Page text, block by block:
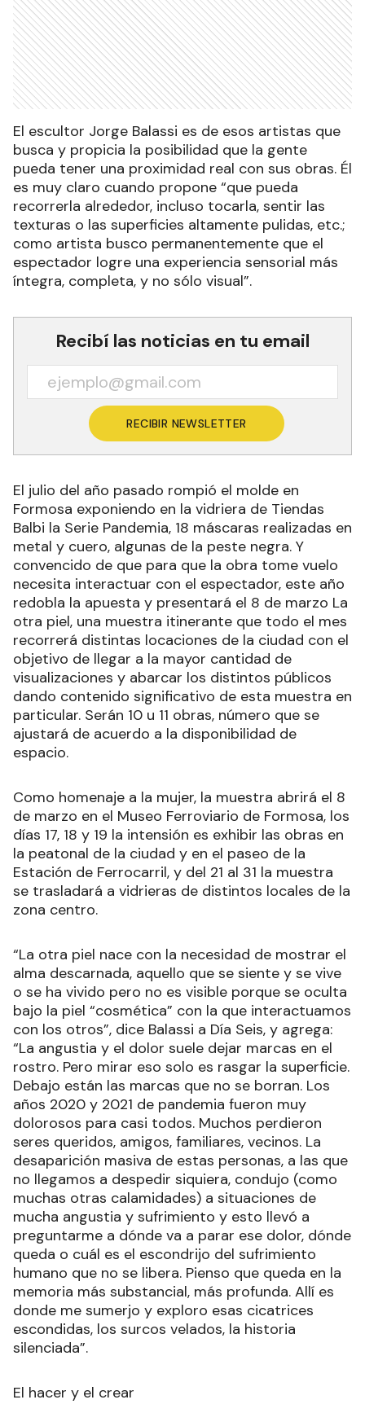
El escultor Jorge Balassi es de esos artistas que
busca y propicia la posibilidad que la gente
pueda tener una proximidad real con sus obras. Él
es muy claro cuando propone “que pueda
recorrerla alrededor, incluso tocarla, sentir las
texturas o las superficies altamente pulidas, etc.;
como artista busco permanentemente que el
espectador logre una experiencia sensorial más
íntegra, completa, y no sólo visual”.
Recibí las noticias en tu email
RECIBIR NEWSLETTER
El julio del año pasado rompió el molde en
Formosa exponiendo en la vidriera de Tiendas
Balbi la Serie Pandemia, 18 máscaras realizadas en
metal y cuero, algunas de la peste negra. Y
convencido de que para que la obra tome vuelo
necesita interactuar con el espectador, este año
redobla la apuesta y presentará el 8 de marzo La
otra piel, una muestra itinerante que todo el mes
recorrerá distintas locaciones de la ciudad con el
objetivo de llegar a la mayor cantidad de
visualizaciones y abarcar los distintos públicos
dando contenido significativo de esta muestra en
particular. Serán 10 u 11 obras, número que se
ajustará de acuerdo a la disponibilidad de
espacio.
Como homenaje a la mujer, la muestra abrirá el 8
de marzo en el Museo Ferroviario de Formosa, los
días 17, 18 y 19 la intensión es exhibir las obras en
la peatonal de la ciudad y en el paseo de la
Estación de Ferrocarril, y del 21 al 31 la muestra
se trasladará a vidrieras de distintos locales de la
zona centro.
“La otra piel nace con la necesidad de mostrar el
alma descarnada, aquello que se siente y se vive
o se ha vivido pero no es visible porque se oculta
bajo la piel “cosmética” con la que interactuamos
con los otros”, dice Balassi a Día Seis, y agrega:
“La angustia y el dolor suele dejar marcas en el
rostro. Pero mirar eso solo es rasgar la superficie.
Debajo están las marcas que no se borran. Los
años 2020 y 2021 de pandemia fueron muy
dolorosos para casi todos. Muchos perdieron
seres queridos, amigos, familiares, vecinos. La
desaparición masiva de estas personas, a las que
no llegamos a despedir siquiera, condujo (como
muchas otras calamidades) a situaciones de
mucha angustia y sufrimiento y esto llevó a
preguntarme a dónde va a parar ese dolor, dónde
queda o cuál es el escondrijo del sufrimiento
humano que no se libera. Pienso que queda en la
memoria más substancial, más profunda. Allí es
donde me sumerjo y exploro esas cicatrices
escondidas, los surcos velados, la historia
silenciada”.
El hacer y el crear